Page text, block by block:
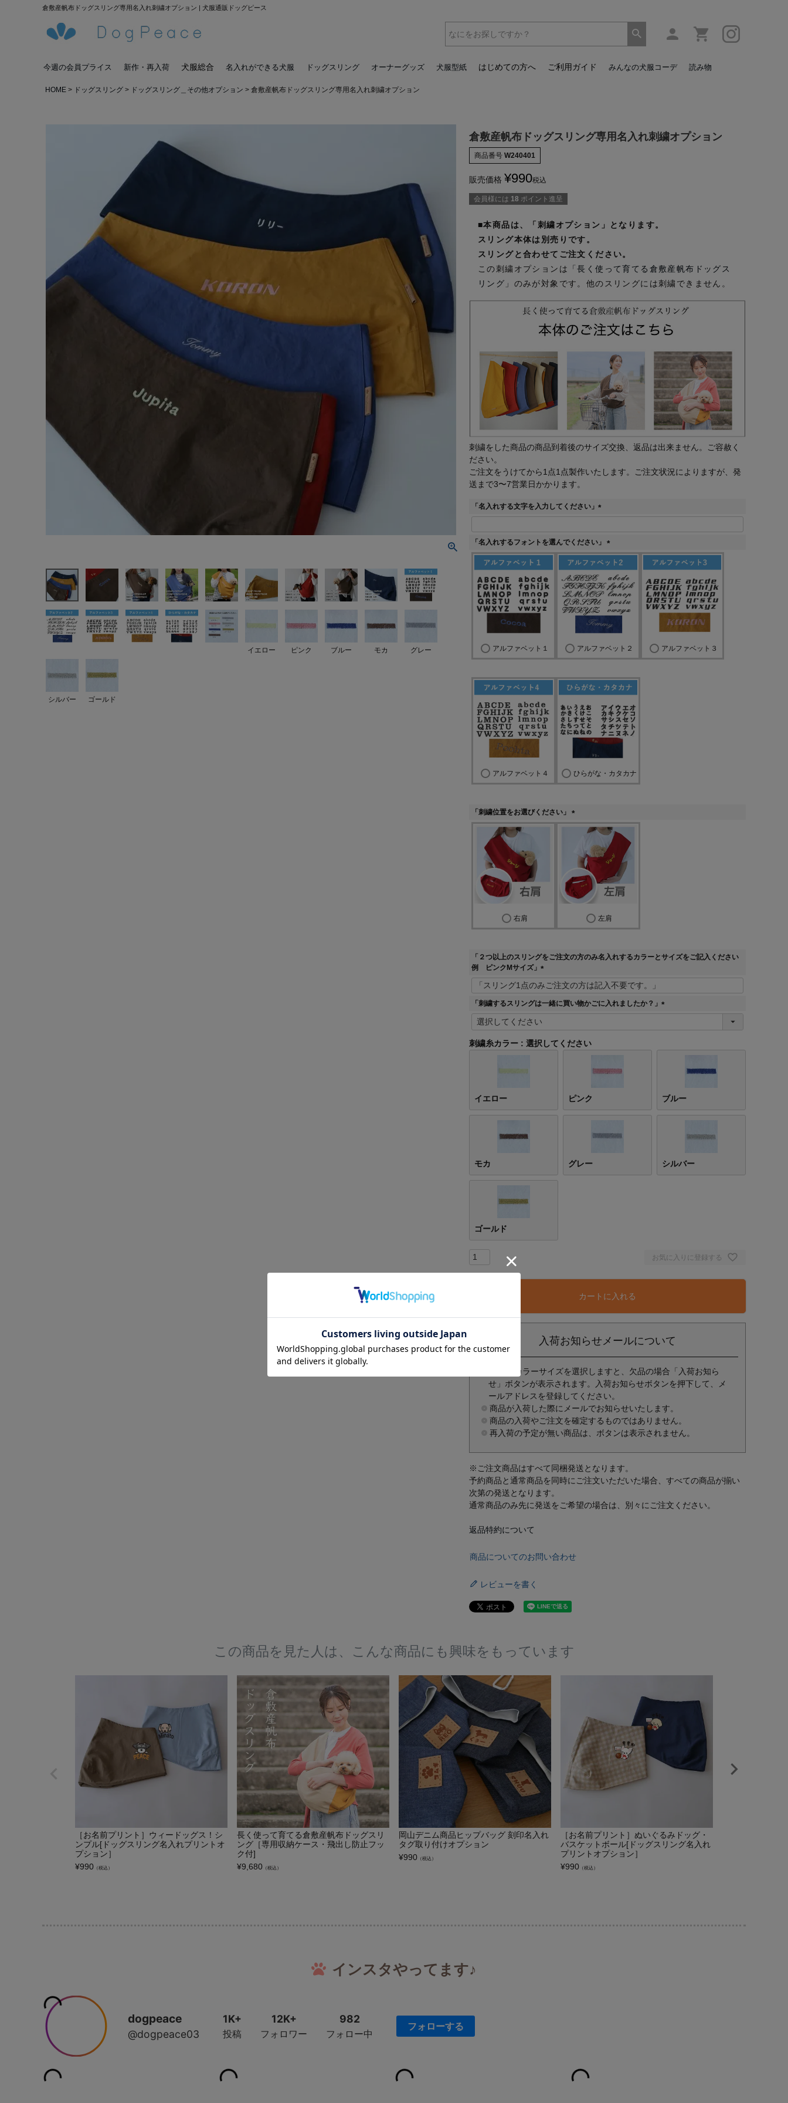
倉敷産帆布ドッグスリング専用名入れ刺繍オプション | 犬服通販ドッグピース
今週の会員プライス 新作・再入荷 犬服総合 名入れができる犬服 ドッグスリング オーナーグッズ 犬服型紙 はじめての方へ ご利用ガイド みんなの犬服コーデ 読み物
HOME ドッグスリング ドッグスリング＿その他オプション 倉敷産帆布ドッグスリング専用名入れ刺繍オプション
イエロー ピンク ブルー モカ グレー
シルバー ゴールド
倉敷産帆布ドッグスリング専用名入れ刺繍オプション
商品番号 W240401
販売価格 ¥990税込
会員様には 18 ポイント進呈
■本商品は、「刺繍オプション」となります。
スリング本体は別売りです。
スリングと合わせてご注文ください。
この刺繍オプションは
「長く使って育てる倉敷産帆布ドッグス
リング」 のみが対象です。他のスリングには刺繍できません。
刺繍をした商品の商品到着後のサイズ交換、返品は出来ません。ご容赦く
ださい。
ご注文をうけてから1点1点製作いたします。ご注文状況によりますが、発
送まで3〜7営業日かかります。
「名入れする文字を入力してください」
(
須
)
「名入れするフォントを選んでください」
(
必
須
)
アルファベット１ アルファベット２ アルファベット３
アルファベット４ ひらがな・カタカナ
「刺繍位置をお選びください」
(
右肩 左肩
「２つ以上のスリングをご注文の方のみ名入れするカラーとサイズをご記入ください
例 ピンクMサイズ」
(
必
須
)
「刺繍するスリングは一緒に買い物かごに入れましたか？」
(
刺繍糸カラー 選択してください
イエロー ピンク ブルー
モカ グレー シルバー
ゴールド
お気に入りに登録する
カートに入れる
入荷お知らせメールについて
商品のカラーサイズを選択しますと、欠品の場合「入荷お知ら
せ」ボタンが表示されます。入荷お知らせボタンを押下して、メ
ールアドレスを登録してください。
商品が入荷した際にメールでお知らせいたします。
商品の入荷やご注文を確定するものではありません。
再入荷の予定が無い商品は、ボタンは表示されません。
※ご注文商品はすべて同梱発送となります。
予約商品と通常商品を同時にご注文いただいた場合、すべての商品が揃い
次第の発送となります。
通常商品のみ先に発送をご希望の場合は、別々にご注文ください。
返品特約について
商品についてのお問い合わせ
レビューを書く
この商品を見た人は、こんな商品にも興味をもっています
［お名前プリント］ウィードッグス！シ
ンプル[ドッグスリング名入れプリントオ
プション］
¥990 （税込）
長く使って育てる倉敷産帆布ドッグスリ
ング［専用収納ケース・飛出し防止フッ
ク付]
¥9,680 （税込）
岡山デニム商品ヒップバッグ 刻印名入れ
タグ取り付けオプション
¥990 （税込）
［お名前プリント］ぬいぐるみドッグ・
バスケットボール[ドッグスリング名入れ
プリントオプション］
¥990 （税込）
インスタやってます♪